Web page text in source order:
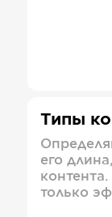
Типы
его
только